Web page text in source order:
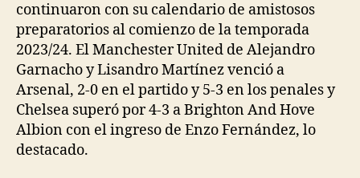
continuaron con su calendario de amistosos
preparatorios al comienzo de la temporada
2023/24. El Manchester United de Alejandro
Garnacho y Lisandro Martínez venció a
Arsenal, 2-0 en el partido y 5-3 en los penales y
Chelsea superó por 4-3 a Brighton And Hove
Albion con el ingreso de Enzo Fernández, lo
destacado.